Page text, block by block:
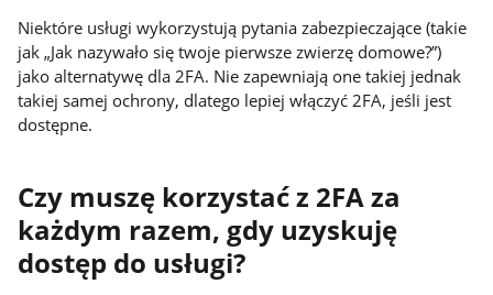
Niektóre usługi wykorzystują pytania zabezpieczające (takie
jak „Jak nazywało się twoje pierwsze zwierzę domowe?”)
jako alternatywę dla 2FA. Nie zapewniają one takiej jednak
takiej samej ochrony, dlatego lepiej włączyć 2FA, jeśli jest
dostępne.
Czy muszę korzystać z 2FA za
każdym razem, gdy uzyskuję
dostęp do usługi?